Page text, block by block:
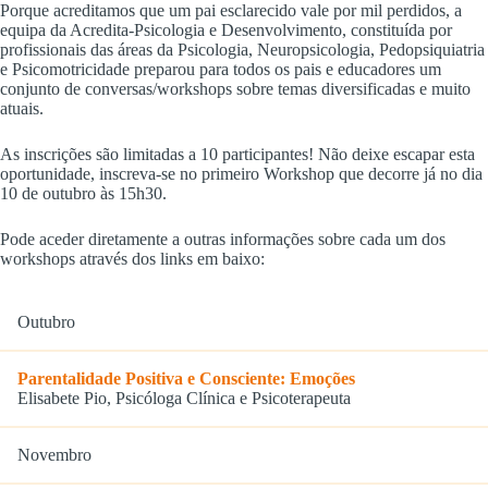
Porque acreditamos que um pai esclarecido vale por mil perdidos, a
equipa da Acredita-Psicologia e Desenvolvimento, constituída por
profissionais das áreas da Psicologia, Neuropsicologia, Pedopsiquiatria
e Psicomotricidade preparou para todos os pais e educadores um
conjunto de conversas/workshops sobre temas diversificadas e muito
atuais.
As inscrições são limitadas a 10 participantes! Não deixe escapar esta
oportunidade, inscreva-se no primeiro Workshop que decorre já no dia
10 de outubro às 15h30.
Pode aceder diretamente a outras informações sobre cada um dos
workshops através dos links em baixo:
Outubro
Parentalidade Positiva e Consciente: Emoções
Elisabete Pio, Psicóloga Clínica e Psicoterapeuta
Novembro